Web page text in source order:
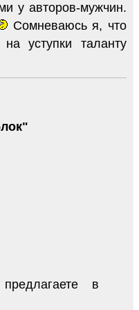
у авторов-мужчин.
Сомневаюсь я, что
уступки таланту
в